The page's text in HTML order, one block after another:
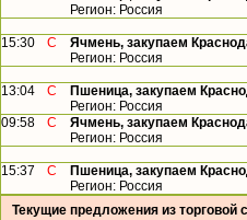
Регион: Россия
15:30 С
Ячмень, закупаем
Регион: Россия
13:04 С
Пшеница, закупаем
Регион: Россия
09:58
С
Ячмень, закупаем
Регион: Россия
15:37 С
Пшеница, закупаем
Регион: Россия
Текущие предложения из торговой